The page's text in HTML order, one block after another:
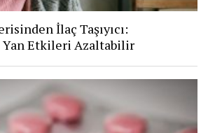
İlaç Taşıyıcı:
Yan Etkileri Azaltabilir